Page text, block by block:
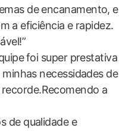
de encanamento,‍ e
a eficiência e rapidez.
foi super prestativa
necessidades de
a
de qualidade e